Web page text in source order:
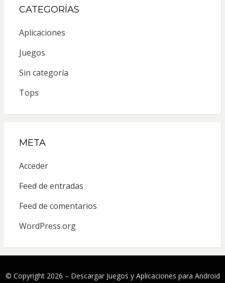
CATEGORÍAS
Aplicaciones
Juegos
Sin categoría
Tops
META
Acceder
Feed de entradas
Feed de comentarios
WordPress.org
© Copyright 2026 – Descargar Juegos y Aplicaciones para Android